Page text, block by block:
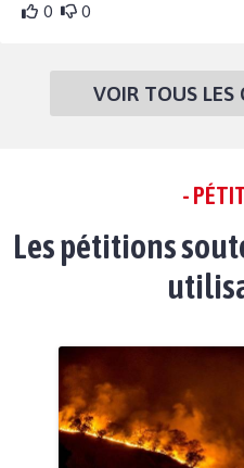
0 0
VOIR TOUS LES
-
Les pétitions